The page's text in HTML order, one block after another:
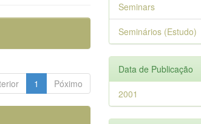
1 Póximo
Seminars
Seminários (Estudo)
Data de Publicação
2001